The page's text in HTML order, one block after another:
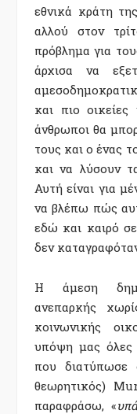
εθνικά κράτη
αλλού στον
πρόβλημα για
άρχισα να
και πιο
άνθρωποι θα
τους και ο ένας
και να λύσουν
Αυτή είναι για
να βλέπω πώς
εδώ και καιρό
δεν
Η άμεση
ανεπαρκής
κοινωνικής
υπόψη μας όλες
που διατύπωσε
θεωρητικός)
παραφράσω, «